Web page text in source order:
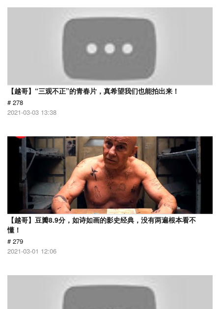
【越哥】“三观不正”的青春片，真希望我们也能拍出来！
# 278
2021-03-03 13:38
【越哥】豆瓣8.9分，如诗如画的影史经典，没有两遍根本看不
懂！
# 279
2021-03-01 12:06